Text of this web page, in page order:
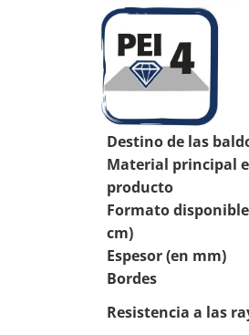
Destino de las
Material principal
producto
Formato
cm)
Espesor (en mm)
Bordes
Resistencia a las